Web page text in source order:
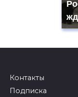
Контакты
Подписка